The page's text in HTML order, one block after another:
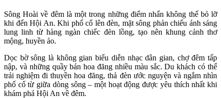
Sông Hoài về đêm là một trong những điểm nhấn không thể bỏ lỡ
khi đến Hội An. Khi phố cổ lên đèn, mặt sông phản chiếu ánh sáng
lung linh từ hàng ngàn chiếc đèn lồng, tạo nên khung cảnh thơ
mộng, huyền ảo.
Dọc bờ sông là không gian biểu diễn nhạc dân gian, chợ đêm tấp
nập, và những quầy bán hoa đăng nhiều màu sắc. Du khách có thể
trải nghiệm đi thuyền hoa đăng, thả đèn ước nguyện và ngắm nhìn
phố cổ từ giữa dòng sông – một hoạt động được yêu thích nhất khi
khám phá Hội An về đêm.